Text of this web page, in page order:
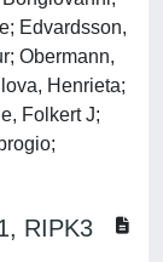
Edvardsson,
Obermann,
Henrieta;
Folkert J;
RIPK3